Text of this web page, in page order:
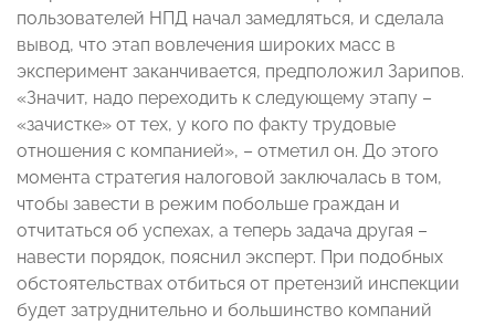
пользователей НПД начал замедляться, и сделала
вывод, что этап вовлечения широких масс в
эксперимент заканчивается, предположил Зарипов.
«Значит, надо переходить к следующему этапу –
«зачистке» от тех, у кого по факту трудовые
отношения с компанией», – отметил он. До этого
момента стратегия налоговой заключалась в том,
чтобы завести в режим побольше граждан и
отчитаться об успехах, а теперь задача другая –
навести порядок, пояснил эксперт. При подобных
обстоятельствах отбиться от претензий инспекции
будет затруднительно и большинство компаний